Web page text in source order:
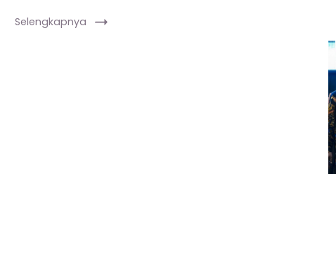
Selengkapnya